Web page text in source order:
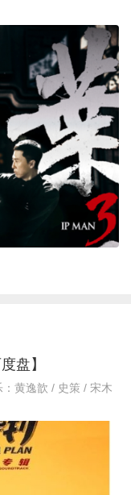
盘】
黄逸歆 / 史策 / 宋木